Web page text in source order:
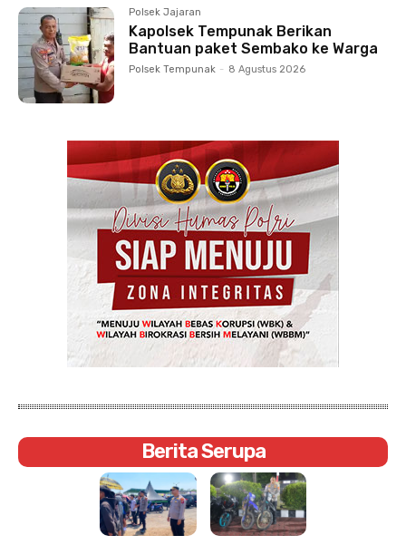
Polsek Jajaran
Kapolsek Tempunak Berikan
Bantuan paket Sembako ke Warga
Polsek Tempunak - 8 Agustus 2026
Berita Serupa